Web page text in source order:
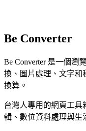
Be Converter
Be Converter 是一個瀏
換、圖片處理、文字和
換算。
台灣人專用的網頁工具
輯、數位資料處理與生